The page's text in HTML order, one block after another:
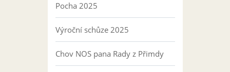
Pocha 2025
Výroční schůze 2025
Chov NOS pana Rady z Přimdy